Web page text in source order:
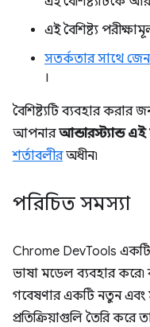
এই বৈশিষ্ট্য
সতর্কতার সাথে
।
বৈশিষ্ট্যটি ব্যবহার
আপনারআন্ডারস্ট্যান্ড এই
শর্তাবলীরঅধীন৷
পরিচিত সমস্যা
Chrome DevTools
ভাষা মডেল ব্যবহার
গবেষণার একটি নতুন এবং
প্রতিক্রিয়াগুলি তৈরি